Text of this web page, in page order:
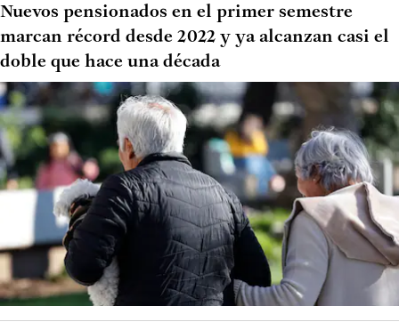
Nuevos pensionados en el primer semestre
marcan récord desde 2022 y ya alcanzan casi el
doble que hace una década